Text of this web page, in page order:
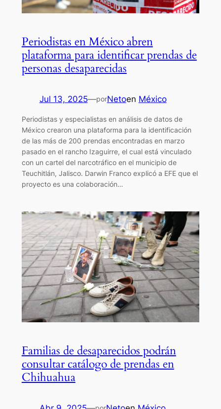
Periodistas en México abren
plataforma para identificar prendas de
personas desaparecidas
Jul 13, 2025—porNetoen México
Periodistas y especialistas en análisis de datos de
México crearon una plataforma para la identificación
de las más de 200 prendas encontradas en marzo
pasado en el rancho Izaguirre, el cual está vinculado
con un cartel del narcotráfico en el municipio de
Teuchitlán, Jalisco. Darwin Franco explicó a EFE que el
proyecto es una colaboración…
Familias de desaparecidos podrán
consultar catálogo de prendas en
Chihuahua